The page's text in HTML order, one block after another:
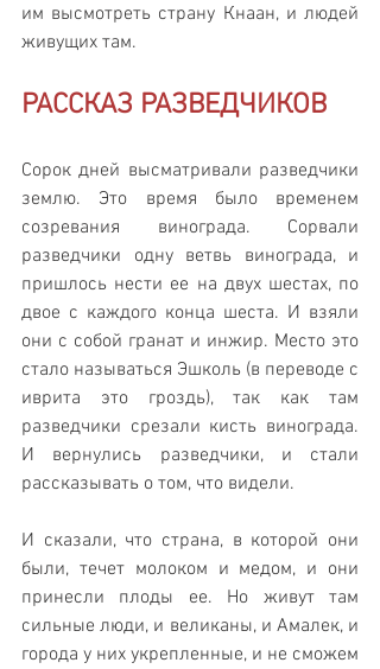
им высмотреть страну Кнаан, и людей
живущих там.
РАССКАЗ РАЗВЕДЧИКОВ
Сорок дней высматривали разведчики
землю. Это время было временем
созревания винограда. Сорвали
разведчики одну ветвь винограда, и
пришлось нести ее на двух шестах, по
двое с каждого конца шеста. И взяли
они с собой гранат и инжир. Место это
стало называться Эшколь (в переводе с
иврита это гроздь), так как там
разведчики срезали кисть винограда.
И вернулись разведчики, и стали
рассказывать о том, что видели.
И сказали, что страна, в которой они
были, течет молоком и медом, и они
принесли плоды ее. Но живут там
сильные люди, и великаны, и Амалек, и
города у них укрепленные, и не сможем